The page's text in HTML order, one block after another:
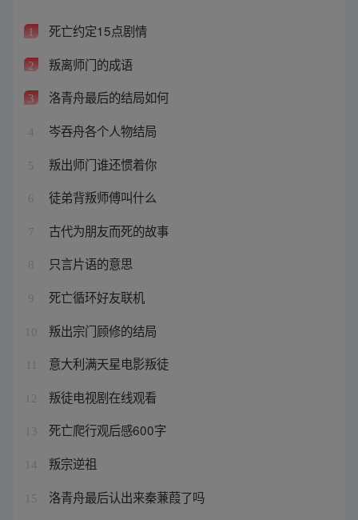
1 死亡约定15点剧情
2 叛离师门的成语
3 洛青舟最后的结局如何
4 岑吞舟各个人物结局
5 叛出师门谁还惯着你
6 徒弟背叛师傅叫什么
7 古代为朋友而死的故事
8 只言片语的意思
9 死亡循环好友联机
10 叛出宗门顾修的结局
意大利满天星电影叛徒
12 叛徒电视剧在线观看
13 死亡爬行观后感600字
14 叛宗逆祖
15 洛青舟最后认出来秦蒹葭了吗